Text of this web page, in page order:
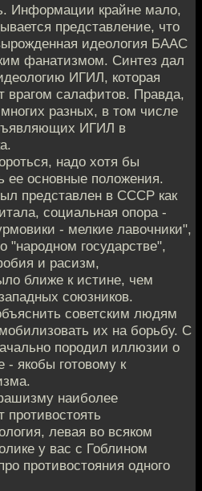
Информации крайне мало,
представление, что
идеология БААС
фанатизмом. Синтез дал
ИГИЛ, которая
врагом салафитов. Правда,
разных, в том числе
ИГИЛ в
надо хотя бы
ее основные положения.
представлен в СССР как
социальная опора -
- мелкие лавочники",
"народном государстве",
и расизм,
ближе к истине, чем
союзников.
советским людям
их на борьбу. С
породил иллюзии о
- якобы готовому к
наиболее
противостоять
левая во всяком
у вас с Гоблином
противостояния одного